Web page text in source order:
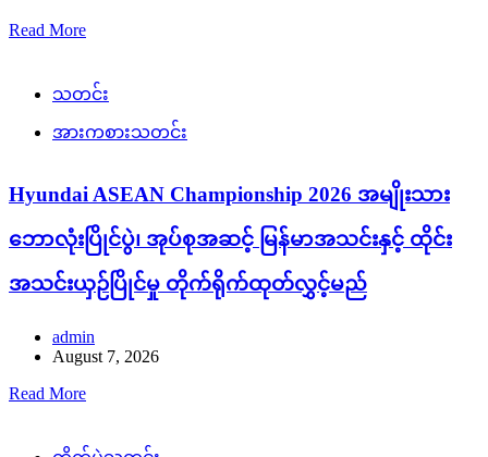
Read More
သတင်း
အားကစားသတင်း
Hyundai ASEAN Championship 2026 အမျိုးသား
ဘောလုံးပြိုင်ပွဲ၊ အုပ်စုအဆင့် မြန်မာအသင်းနှင့် ထိုင်း
အသင်းယှဉ်ပြိုင်မှု တိုက်ရိုက်ထုတ်လွှင့်မည်
admin
August 7, 2026
Read More